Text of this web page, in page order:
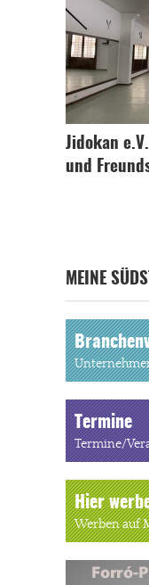
Jidokan
und
MEINE
Termine
Termine/
Hier
Werben auf